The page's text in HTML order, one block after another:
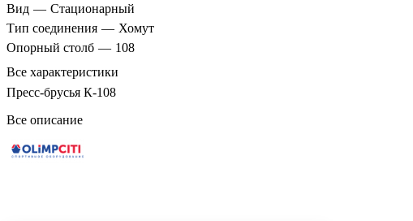
Вид — Стационарный
Тип соединения — Хомут
Опорный столб — 108
Все характеристики
Пресс-брусья К-108
Все описание